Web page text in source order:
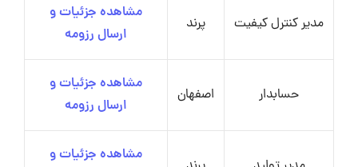
مدیر کنترل کیفیت پرند
مشاهده جزئیات و
ارسال رزومه
حسابدار اصفهان
مشاهده جزئیات و
ارسال رزومه
مشاهده جزئیات و